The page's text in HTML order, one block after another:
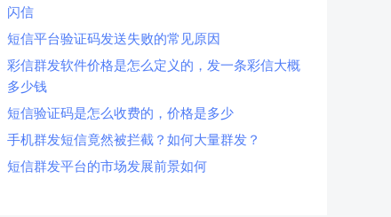
闪信
短信平台验证码发送失败的常见原因
彩信群发软件价格是怎么定义的，发一条彩信大概
多少钱
短信验证码是怎么收费的，价格是多少
手机群发短信竟然被拦截？如何大量群发？
短信群发平台的市场发展前景如何